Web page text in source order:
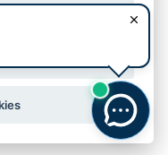
o používání cookies